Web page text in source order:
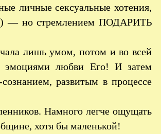
личные сексуальные хотения,
— но стремлением ПОДАРИТЬ
лишь умом, потом и во всей
любви Его! И затем
развитым в процессе
Намного легче ощущать
хотя бы маленькой!